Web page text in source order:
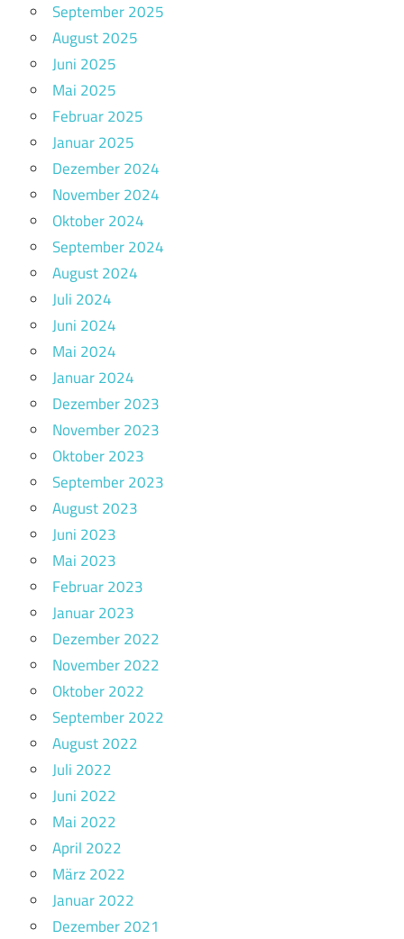
September 2025
August 2025
Juni 2025
Mai 2025
Februar 2025
Januar 2025
Dezember 2024
November 2024
Oktober 2024
September 2024
August 2024
Juli 2024
Juni 2024
Mai 2024
Januar 2024
Dezember 2023
November 2023
Oktober 2023
September 2023
August 2023
Juni 2023
Mai 2023
Februar 2023
Januar 2023
Dezember 2022
November 2022
Oktober 2022
September 2022
August 2022
Juli 2022
Juni 2022
Mai 2022
April 2022
März 2022
Januar 2022
Dezember 2021